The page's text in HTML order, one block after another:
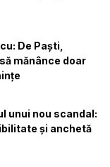
De Paști,
mănânce doar
unui nou scandal:
și anchetă